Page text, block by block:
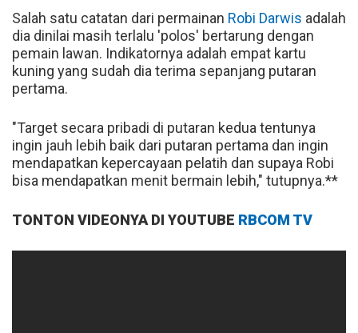
Salah satu catatan dari permainan Robi Darwis adalah
dia dinilai masih terlalu 'polos' bertarung dengan
pemain lawan. Indikatornya adalah empat kartu
kuning yang sudah dia terima sepanjang putaran
pertama.
"Target secara pribadi di putaran kedua tentunya
ingin jauh lebih baik dari putaran pertama dan ingin
mendapatkan kepercayaan pelatih dan supaya Robi
bisa mendapatkan menit bermain lebih," tutupnya.**
TONTON VIDEONYA DI YOUTUBE RBCOM TV